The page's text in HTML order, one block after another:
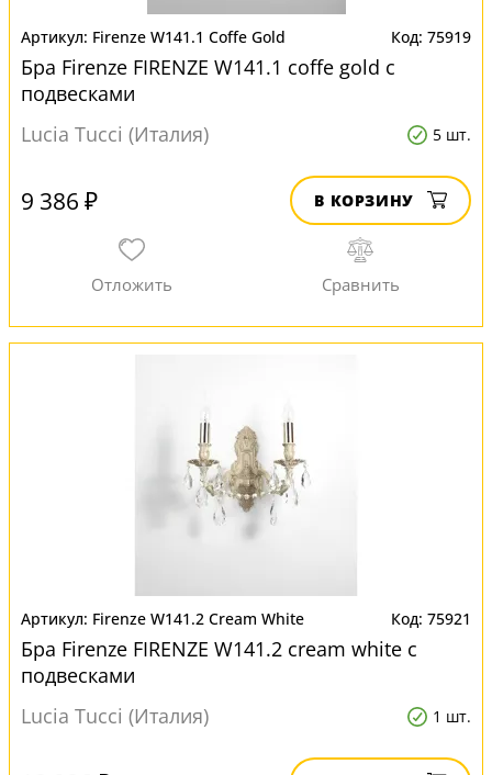
Firenze W141.1 Coffe Gold 75919
Бра Firenze FIRENZE W141.1 coffe gold с
подвесками
Lucia Tucci (Италия)
5 шт.
9 386 ₽ В КОРЗИНУ
Firenze W141.2 Cream White 75921
Бра Firenze FIRENZE W141.2 cream white с
подвесками
Lucia Tucci (Италия)
1 шт.